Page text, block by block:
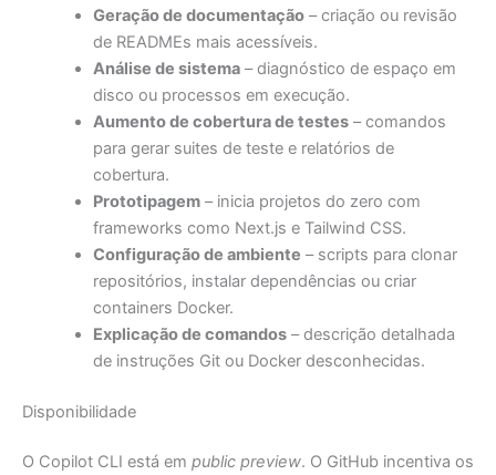
Geração de documentação– criação ou revisão
de READMEs mais acessíveis.
Análise de sistema– diagnóstico de espaço em
disco ou processos em execução.
Aumento de cobertura de testes– comandos
para gerar suites de teste e relatórios de
cobertura.
Prototipagem– inicia projetos do zero com
frameworks como Next.js e Tailwind CSS.
Configuração de ambiente – scripts para clonar
repositórios, instalar dependências ou criar
containers Docker.
Explicação de comandos– descrição detalhada
de instruções Git ou Docker desconhecidas.
Disponibilidade
O Copilot CLI está em public preview. O GitHub incentiva os